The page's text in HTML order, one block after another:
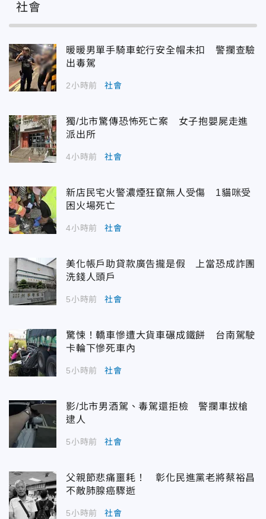
社會
暖暖男單手騎車蛇行安全帽未扣 警攔查驗
出毒駕
2小時前 社會
獨/北市驚傳恐怖死亡案 女子抱嬰屍走進
派出所
4小時前 社會
新店民宅火警濃煙狂竄無人受傷 1貓咪受
困火場死亡
4小時前 社會
美化帳戶助貸款廣告攏是假 上當恐成詐團
洗錢人頭戶
5小時前 社會
驚悚！轎車慘遭大貨車碾成鐵餅 台南駕駛
卡輪下慘死車內
5小時前 社會
影/北市男酒駕、毒駕還拒檢 警攔車拔槍
逮人
5小時前 社會
父親節悲痛噩耗！ 彰化民進黨老將蔡裕昌
不敵肺腺癌驟逝
5小時前 社會